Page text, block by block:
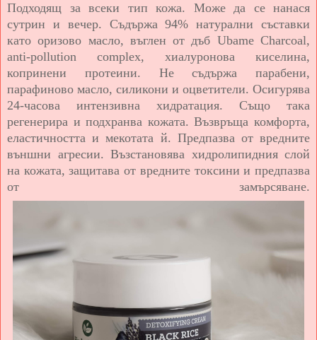
Подходящ за всеки тип кожа. Може да се нанася
сутрин и вечер. Съдържа 94% натурални съставки
като оризово масло, въглен от дъб Ubame Charcoal,
anti-pollution complex, хиалуронова киселина,
копринени протеини. Не съдържа парабени,
парафиново масло, силикони и оцветители. Осигурява
24-часова интензивна хидратация. Също така
регенерира и подхранва кожата. Възвръща комфорта,
еластичността и мекотата й. Предпазва от вредните
външни агресии. Възстановява хидролипидния слой
на кожата, защитава от вредните токсини и предпазва
от замърсяване.